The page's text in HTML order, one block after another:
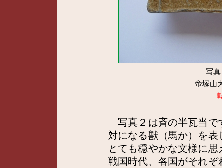
写真
帝塚山
写真２は斉の半瓦当で
対になる獣（馬か）を
とても穏やかな文様に
戦国時代、各国がそれ